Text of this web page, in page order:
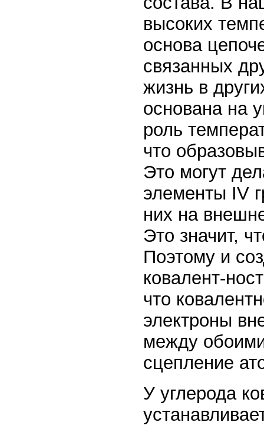
высоких
основа
связанных
жизнь в
основана на
роль
что
Это могут
элементы IV
них на
Это значит,
Поэтому и
ковалент-
что
электроны
между
сцепление
У углерода